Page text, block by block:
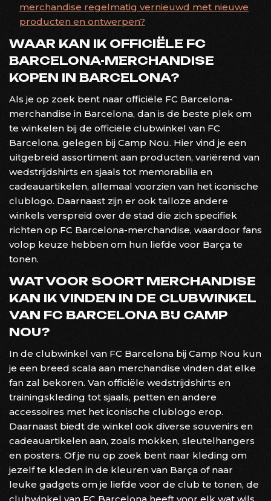
merchandise regelmatig vernieuwd met nieuwe
producten en ontwerpen?
WAAR KAN IK OFFICIËLE FC
BARCELONA-MERCHANDISE
KOPEN IN BARCELONA?
Als je op zoek bent naar officiële FC Barcelona-
merchandise in Barcelona, dan is de beste plek om
te winkelen bij de officiële clubwinkel van FC
Barcelona, gelegen bij Camp Nou. Hier vind je een
uitgebreid assortiment aan producten, variërend van
wedstrijdshirts en sjaals tot memorabilia en
cadeauartikelen, allemaal voorzien van het iconische
clublogo. Daarnaast zijn er ook talloze andere
winkels verspreid over de stad die zich specifiek
richten op FC Barcelona-merchandise, waardoor fans
volop keuze hebben om hun liefde voor Barça te
tonen.
WAT VOOR SOORT MERCHANDISE
KAN IK VINDEN IN DE CLUBWINKEL
VAN FC BARCELONA BIJ CAMP
NOU?
In de clubwinkel van FC Barcelona bij Camp Nou kun
je een breed scala aan merchandise vinden dat elke
fan zal bekoren. Van officiële wedstrijdshirts en
trainingskleding tot sjaals, petten en andere
accessoires met het iconische clublogo erop.
Daarnaast biedt de winkel ook diverse souvenirs en
cadeauartikelen aan, zoals mokken, sleutelhangers
en posters. Of je nu op zoek bent naar kleding om
jezelf te kleden in de kleuren van Barça of naar
leuke gadgets om je liefde voor de club te tonen, de
clubwinkel van FC Barcelona heeft voor elk wat wils.